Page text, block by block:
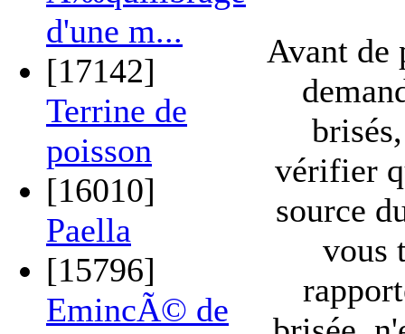
d'une m...
[17142]
Terrine de
poisson
[16010]
Paella
[15796]
EmincÃ© de
Avant de
vérifier
source
vous